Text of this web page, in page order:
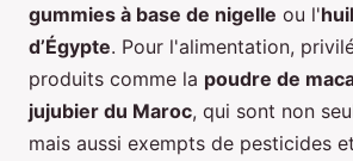
gummies à base de nigelle ou l'
d’Égypte. Pour l'alimentation,
produits comme la poudre de
jujubier du Maroc, qui sont non
mais aussi exempts de pesticides